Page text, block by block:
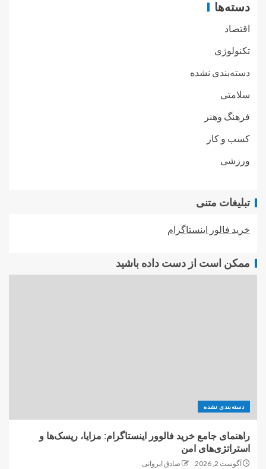
دسته‌ها
اقتصاد
تکنولوژی
دسته‌بندی نشده
سلامتی
فرهنگ وهنر
کسب و کار
ورزشی
تبلیغات متنی
خرید فالور اینستاگرام
ممکن است از دست داده باشید
دسته‌بندی نشده
راهنمای جامع خرید فالوور اینستاگرام: مزایا، ریسک‌ها و
استراتژی‌های امن
آگوست 2, 2026 صادق ایروانی